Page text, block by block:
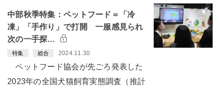
中部秋季特集：ペットフード＝「冷
凍」「手作り」で打開 一服感見られ
次の一手探…
特集 総合 2024.11.30
ペットフード協会が先ごろ発表した
2023年の全国犬猫飼育実態調査（推計